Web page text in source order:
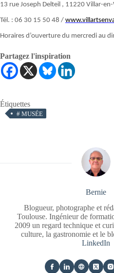
13 rue Joseph Delteil , 11220 Villar-en-
Tél. : 06 30 15 50 48 /
Horaires d’ouverture du mercredi au
Partagez l'inspiration
Étiquettes
# MUSÉE
Bernie
Blogueur, photographe et
Toulouse. Ingénieur de
2009 un regard technique et
culture, la gastronomie et le
LinkedIn